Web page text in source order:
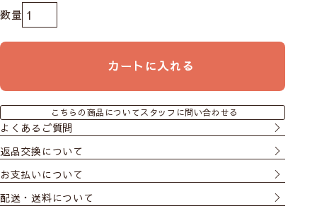
カートに入れる
こちらの商品についてスタッフに問い合わせる
よくあるご質問
返品交換について
お支払いについて
配送・送料について